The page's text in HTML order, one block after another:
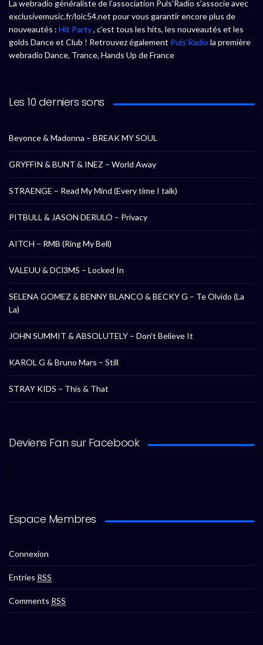
La webradio généraliste de l’association Puls’Radio s’associe avec
exclusivemusic.fr/loic54.net pour vous garantir encore plus de
nouveautés : Hit Party, c’est tous les hits, les nouveautés et les
golds Dance et Club ! Retrouvez également Puls’Radio la première
webradio Dance, Trance, Hands Up de France
Les 10 derniers sons
Beyonce & Madonna – BREAK MY SOUL
GRYFFIN & BUNT & INEZ – World Away
STRAENGE – Read My Mind (Every time I talk)
PITBULL & JASON DERULO – Privacy
AITCH – RMB (Ring My Bell)
VALEUU & DCl3MS – Locked In
SELENA GOMEZ & BENNY BLANCO & BECKY G – Te Olvido (La
La)
JOHN SUMMIT & ABSOLUTELY – Don’t Believe It
KAROL G & Bruno Mars – Still
STRAY KIDS – This & That
Deviens Fan sur Facebook
Espace Membres
Connexion
Entries RSS
Comments RSS